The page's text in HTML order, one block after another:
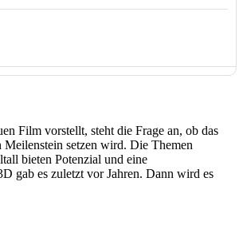
Film vorstellt, steht die Frage an, ob das
Meilenstein setzen wird. Die Themen
bieten Potenzial und eine
gab es zuletzt vor Jahren. Dann wird es